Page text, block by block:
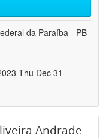
da Paraíba - PB
Thu Dec 31
Andrade